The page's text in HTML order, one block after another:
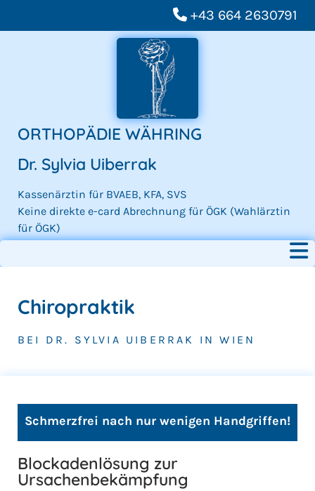
 +43 664 2630791
ORTHOPÄDIE WÄHRING
Dr. Sylvia Uiberrak
Kassenärztin für BVAEB, KFA, SVS
Keine direkte e-card Abrechnung für ÖGK (Wahlärztin
für ÖGK)
Chiropraktik
BEI DR. SYLVIA UIBERRAK IN WIEN
Schmerzfrei nach nur wenigen Handgriffen!
Blockadenlösung zur
Ursachenbekämpfung